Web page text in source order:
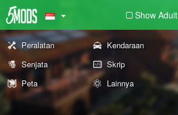
Show Adult
Peralatan Kendaraan
Senjata
Skrip
Peta
Lainnya